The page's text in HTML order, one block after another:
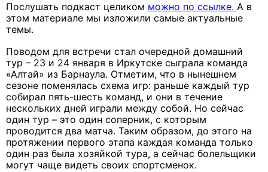
Послушать подкаст целиком можно по ссылке. А в
этом материале мы изложили самые актуальные
темы.
Поводом для встречи стал очередной домашний
тур – 23 и 24 января в Иркутске сыграла команда
«Алтай» из Барнаула. Отметим, что в нынешнем
сезоне поменялась схема игр: раньше каждый тур
собирал пять-шесть команд, и они в течение
нескольких дней играли между собой. Но сейчас
один тур – это один соперник, с которым
проводится два матча. Таким образом, до этого на
протяжении первого этапа каждая команда только
один раз была хозяйкой тура, а сейчас болельщики
могут чаще видеть своих спортсменок.